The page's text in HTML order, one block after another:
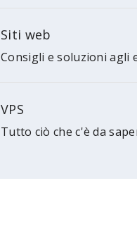
Siti web
Consigli e soluzioni agli
VPS
Tutto ciò che c'è da